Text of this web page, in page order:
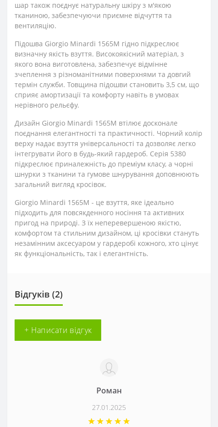
шар також поєднує натуральну шкіру з м'якою
тканиною, забезпечуючи приємне відчуття та
вентиляцію.
Підошва Giorgio Minardi 1565M гідно підкреслює
визначну якість взуття. Високоякісний матеріал, з
якого вона виготовлена, забезпечує відмінне
зчеплення з різноманітними поверхнями та довгий
термін служби. Товщина підошви становить 3,5 см, що
сприяє амортизації та комфорту навіть в умовах
нерівного рельєфу.
Дизайн Giorgio Minardi 1565M втілює досконале
поєднання елегантності та практичності. Чорний колір
верху надає взуття універсальності та дозволяє легко
інтегрувати його в будь-який гардероб. Серія 5380
підкреслює приналежність до преміум класу, а чорні
шнурки з тканини та гумове шнурування доповнюють
загальний вигляд кросівок.
Giorgio Minardi 1565M - це взуття, яке ідеально
підходить для повсякденного носіння та активних
пригод на природі. З їх неперевершеною якістю,
комфортом та стильним дизайном, ці кросівки стануть
незамінним аксесуаром у гардеробі кожного, хто цінує
як функціональність, так і елегантність.
Відгуків (2)
+ Написати відгук
Роман
27.01.2025